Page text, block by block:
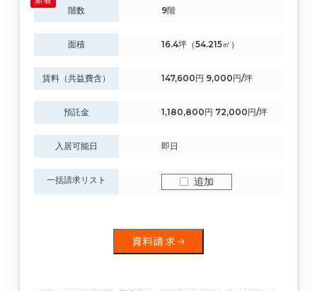
階数 9階
面積 16.4坪（54.215㎡）
賃料（共益費含） 147,600円 9,000円/坪
預託金 1,180,800円 72,000円/坪
入居可能日 即日
一括請求リスト 追加
資料請求